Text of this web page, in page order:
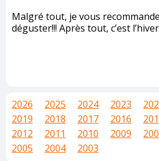
Malgré tout, je vous
déguster!!! Après tout, c’est
2026 2025 2024 2023
2019
2018 2017 2016
2012
2011 2010 2009
2005
2004 2003